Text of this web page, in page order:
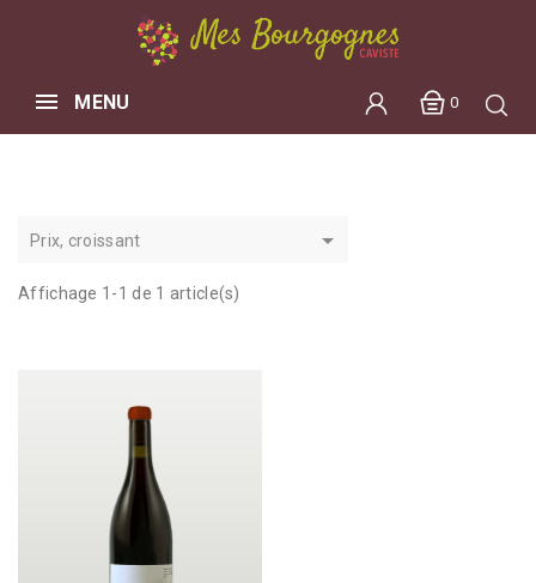
0
MENU
Prix, croissant 
Affichage 1-1 de 1 article(s)